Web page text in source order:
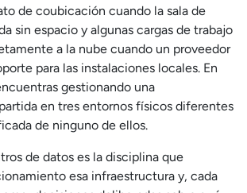
de coubicación cuando la sala de
sin espacio y algunas cargas de trabajo
a la nube cuando un proveedor
para las instalaciones locales. En
gestionando una
en tres entornos físicos diferentes
de ninguno de ellos.
de datos es la disciplina que
esa infraestructura y, cada